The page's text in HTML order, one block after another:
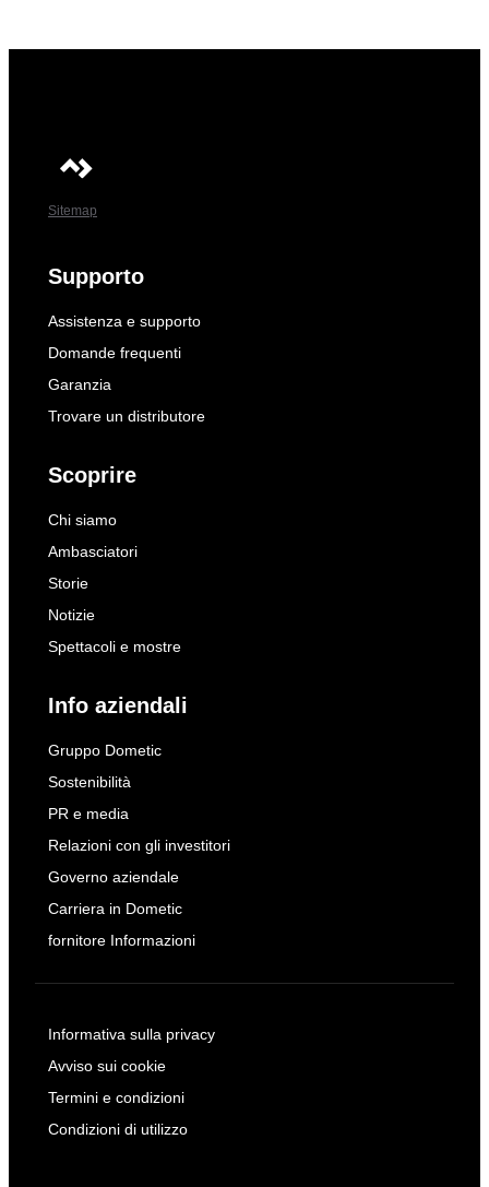
Sitemap
Supporto
Assistenza e supporto
Domande frequenti
Garanzia
Trovare un distributore
Scoprire
Chi siamo
Ambasciatori
Storie
Notizie
Spettacoli e mostre
Info aziendali
Gruppo Dometic
Sostenibilità
PR e media
Relazioni con gli investitori
Governo aziendale
Carriera in Dometic
fornitore Informazioni
Informativa sulla privacy
Avviso sui cookie
Termini e condizioni
Condizioni di utilizzo